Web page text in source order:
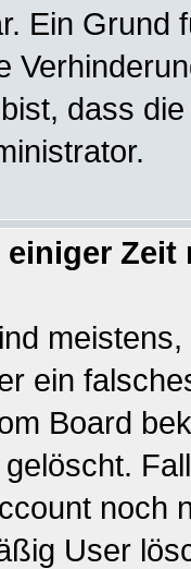
Ein Grund
dass
ein
Board
noch
User